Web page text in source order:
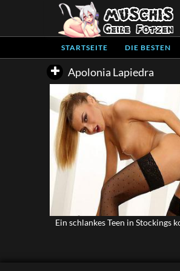
STARTSEITE DIE BESTEN
Apolonia Lapiedra